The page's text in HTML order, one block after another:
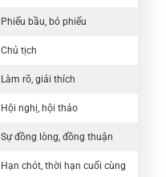
Phiếu bầu, bỏ phiếu
Chủ tịch
Làm rõ, giải thích
Hội nghị, hội thảo
Sự đồng lòng, đồng thuận
Hạn chót, thời hạn cuối cùng